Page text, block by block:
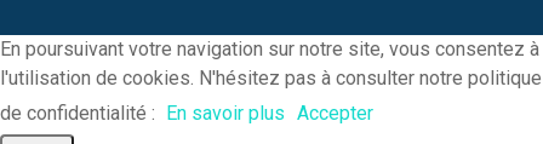
En poursuivant votre navigation sur notre site, vous consentez à
l'utilisation de cookies. N'hésitez pas à consulter notre politique
de confidentialité :
En savoir plus Accepter